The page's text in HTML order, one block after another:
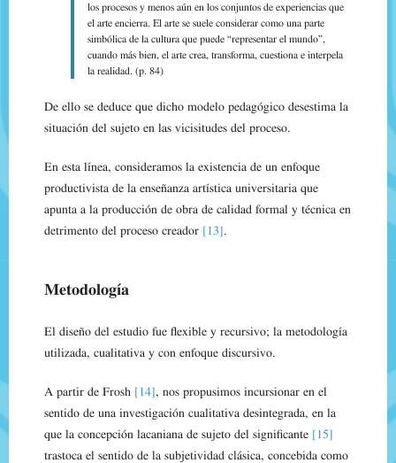
los procesos y menos aún en los conjuntos de experiencias que
el arte encierra. El arte se suele considerar como una parte
simbólica de la cultura que puede “representar el mundo”,
cuando más bien, el arte crea, transforma, cuestiona e interpela
la realidad. (p. 84)
De ello se deduce que dicho modelo pedagógico desestima la
situación del sujeto en las vicisitudes del proceso.
En esta línea, consideramos la existencia de un enfoque
productivista de la enseñanza artística universitaria que
apunta a la producción de obra de calidad formal y técnica en
detrimento del proceso creador [13].
Metodología
El diseño del estudio fue flexible y recursivo; la metodología
utilizada, cualitativa y con enfoque discursivo.
A partir de Frosh [14], nos propusimos incursionar en el
sentido de una investigación cualitativa desintegrada, en la
que la concepción lacaniana de sujeto del significante [15]
trastoca el sentido de la subjetividad clásica, concebida como